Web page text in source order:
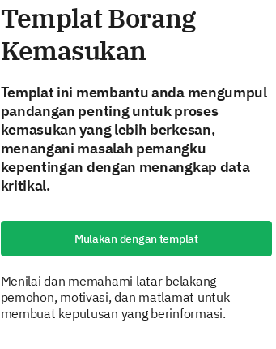
Templat Borang
Kemasukan
Templat ini membantu anda mengumpul
pandangan penting untuk proses
kemasukan yang lebih berkesan,
menangani masalah pemangku
kepentingan dengan menangkap data
kritikal.
Mulakan dengan templat
Menilai dan memahami latar belakang
pemohon, motivasi, dan matlamat untuk
membuat keputusan yang berinformasi.